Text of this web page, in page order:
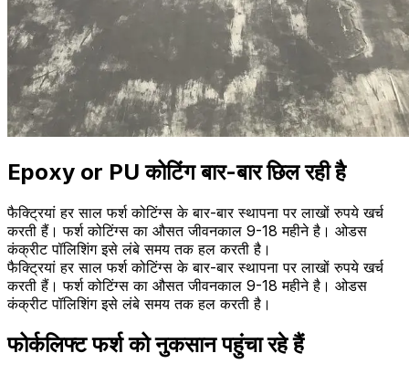
Epoxy or PU कोटिंग बार-बार छिल रही है
फैक्ट्रियां हर साल फर्श कोटिंग्स के बार-बार स्थापना पर लाखों रुपये खर्च
करती हैं। फर्श कोटिंग्स का औसत जीवनकाल 9-18 महीने है। ओडस
कंक्रीट पॉलिशिंग इसे लंबे समय तक हल करती है।
फैक्ट्रियां हर साल फर्श कोटिंग्स के बार-बार स्थापना पर लाखों रुपये खर्च
करती हैं। फर्श कोटिंग्स का औसत जीवनकाल 9-18 महीने है। ओडस
कंक्रीट पॉलिशिंग इसे लंबे समय तक हल करती है।
फोर्कलिफ्ट फर्श को नुकसान पहुंचा रहे हैं